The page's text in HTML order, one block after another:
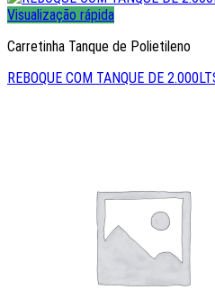
Visualização rápida
Carretinha Tanque de Polietileno
REBOQUE COM TANQUE DE